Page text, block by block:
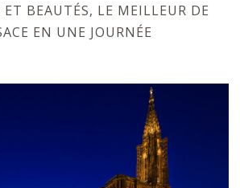
ET BEAUTÉS, LE MEILLEUR DE
EN UNE JOURNÉE